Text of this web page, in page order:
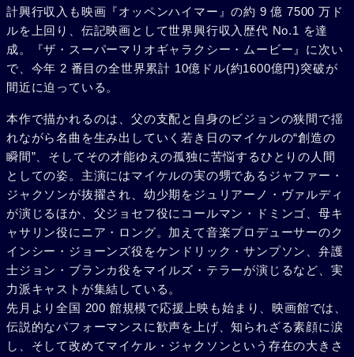
計興行収入も映画『オッペンハイマー』の約 9 億 7500 万ド
ルを上回り、伝記映画として世界興行収入歴代 No.1 を達
成。『ザ・スーパーマリオギャラクシー・ムービー』に次い
で、今年 2 番目の全世界累計 10億ドル(約1600億円)突破が
間近に迫っている。
本作で描かれるのは、父の支配と自身のビジョンの狭間で揺
れながら名曲を生み出していく若き日のマイケルの“創造の
瞬間”、そしてその才能ゆえの孤独に苦悩するひとりの人間
としての姿。主演にはマイケルの実の甥であるジャファー・
ジャクソンが抜擢され、幼少期をジュリアーノ・ヴァルディ
が演じるほか、父ジョセフ役にコールマン・ドミンゴ、母キ
ャサリン役にニア・ロング。加えて音楽プロデューサーのク
インシー・ジョーンズ役をケンドリック・サンプソン、弁護
士ジョン・ブランカ役をマイルズ・テラーが演じるなど、実
力派キャストが集結している。
先月より全国 200 館規模で応援上映も始まり、映画館では、
伝説的なパフォーマンスに歓声を上げ、知られざる素顔に涙
し、そして改めてマイケル・ジャクソンという存在の大きさ